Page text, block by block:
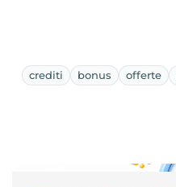
crediti bonus offerte